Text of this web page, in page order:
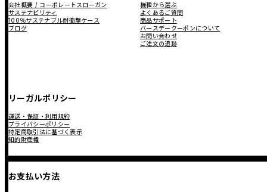
会社概要 / コーポレートスローガン
サステナビリティ
100％サステナブル耐衝撃ケース
ブログ
機種から選ぶ
よくあるご質問
商品サポート
バースデークーポンについて
お問い合わせ
ご注文の追跡
リーガルポリシー
運送・保証・利用規約
プライバシーポリシー
特定商取引法に基づく表示
知的財産権
お支払い方法